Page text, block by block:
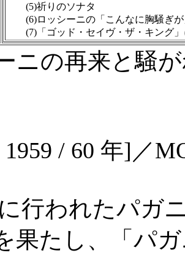
(5)祈りのソナタ
(6)ロッシーニの「こんなに胸騒ぎが
(7)「ゴッド・セイヴ・ザ・キング」
ニの再来と騒
/ 60 年]／
行われたパガ
果たし、「パ